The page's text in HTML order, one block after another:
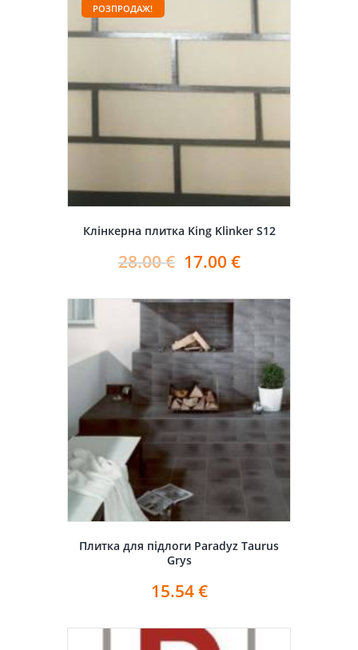
РОЗПРОДАЖ!
Клінкерна плитка King Klinker S12
28.00€ 17.00 €
Плитка для підлоги Paradyz Taurus
Grys
15.54€